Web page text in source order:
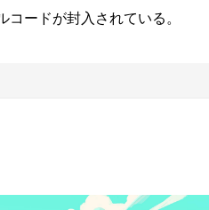
ードが封入されている。